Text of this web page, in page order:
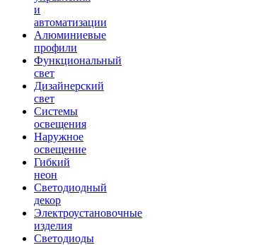
и
автоматизации
Алюминиевые
профили
Функциональный
свет
Дизайнерский
свет
Системы
освещения
Наружное
освещение
Гибкий
неон
Светодиодный
декор
Электроустановочные
изделия
Светодиоды